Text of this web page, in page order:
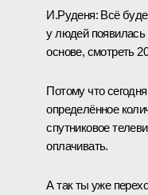
И.Руденя: Всё
у людей появилась
основе, смотреть
Потому что
определённое
спутниковое
оплачивать.
А так ты уже